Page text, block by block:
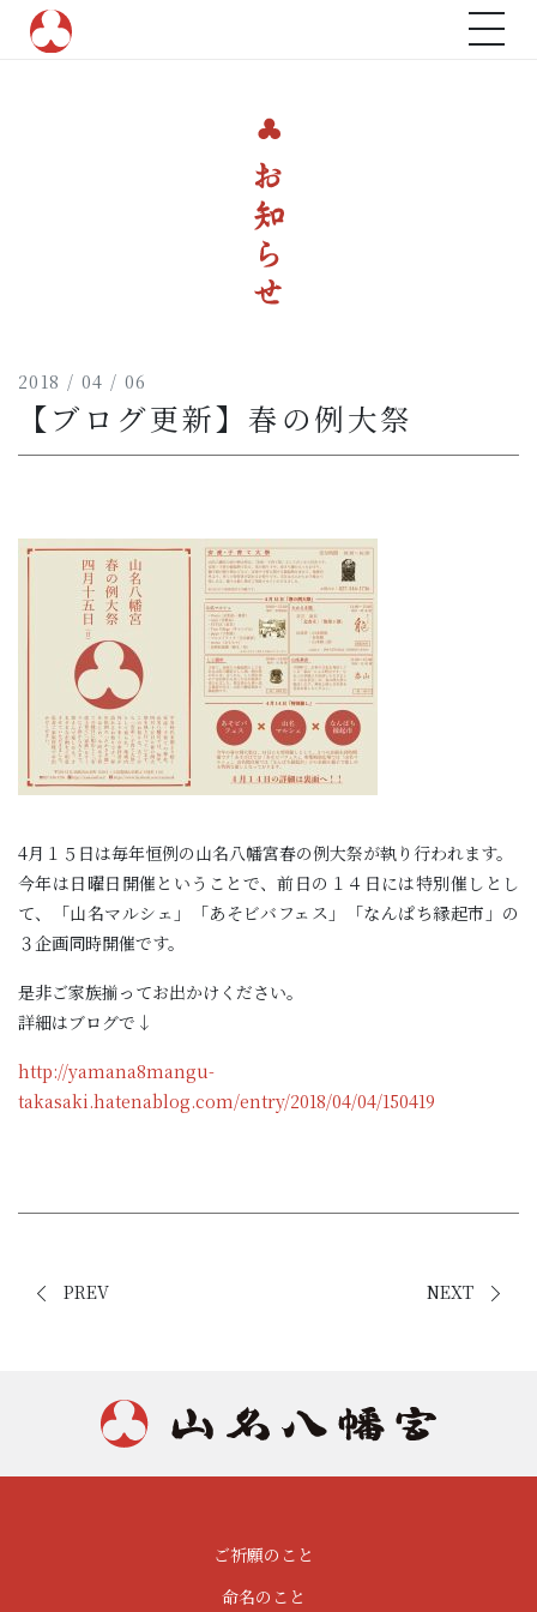
ご祈願のこと
命名のこと
年中行事
山名八幡宮について
神葬祭
お知らせ
027-346-1736
令和8年8月
限定御朱印のご案内
オンライン授与所
ご祈願の予約
2018 / 04 / 06
【ブログ更新】春の例大祭
4月１５日は毎年恒例の山名八幡宮春の例大祭が執り行われます。
今年は日曜日開催ということで、前日の１４日には特別催しとし
て、「山名マルシェ」「あそビバフェス」「なんぱち縁起市」の
３企画同時開催です。
是非ご家族揃ってお出かけください。
詳細はブログで↓
http://yamana8mangu-
takasaki.hatenablog.com/entry/2018/04/04/150419
PREV NEXT
ご祈願のこと
命名のこと